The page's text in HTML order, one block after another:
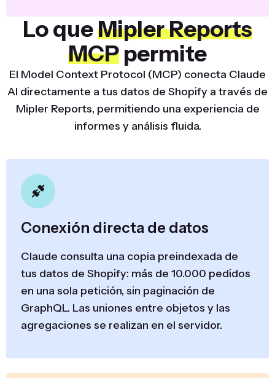
Lo queMipler Reports
MCP permite
El Model Context Protocol (MCP) conecta Claude
AI directamente a tus datos de Shopify a través de
Mipler Reports, permitiendo una experiencia de
informes y análisis fluida.
Conexión directa de datos
Claude consulta una copia preindexada de
tus datos de Shopify: más de 10.000 pedidos
en una sola petición, sin paginación de
GraphQL. Las uniones entre objetos y las
agregaciones se realizan en el servidor.